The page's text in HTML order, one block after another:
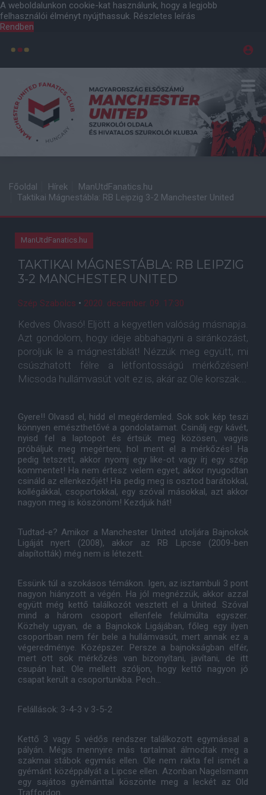
A weboldalunkon cookie-kat használunk, hogy a legjobb
felhasználói élményt nyújthassuk. Részletes leírás
Rendben
Főoldal Hírek
ManUtdFanatics.hu
Taktikai Mágnestábla: RB Leipzig 3-2 Manchester United
ManUtdFanatics.hu
TAKTIKAI MÁGNESTÁBLA: RB LEIPZIG
3-2 MANCHESTER UNITED
Szép Szabolcs • 2020. december. 09. 17:30
Kedves Olvasó! Eljött a kegyetlen valóság másnapja.
Azt gondolom, hogy ideje abbahagyni a siránkozást,
poroljuk le a mágnestáblát! Nézzük meg együtt, mi
csúszhatott félre a létfontosságú mérkőzésen!
Micsoda hullámvasút volt ez is, akár az Ole korszak...
Gyere!! Olvasd el, hidd el megérdemled. Sok sok kép teszi
könnyen emészthetővé a gondolataimat. Csinálj egy kávét,
nyisd fel a laptopot és értsük meg közösen, vagyis
próbáljuk meg megérteni, hol ment el a mérkőzés! Ha
pedig tetszett, akkor nyomj egy like-ot vagy írj egy szép
kommentet! Ha nem értesz velem egyet, akkor nyugodtan
csináld az ellenkezőjét! Ha pedig meg is osztod barátokkal,
kollégákkal, csoportokkal, egy szóval másokkal, azt akkor
nagyon meg is köszönöm! Kezdjük hát!
Tudtad-e? Amikor a Manchester United utoljára Bajnokok
Ligáját nyert (2008), akkor az RB Lipcse (2009-ben
alapították) még nem is létezett.
Essünk túl a szokásos témákon. Igen, az isztambuli 3 pont
nagyon hiányzott a végén. Ha jól megnézzük, akkor azzal
együtt még kettő találkozót vesztett el a United. Szóval
mind a három csoport ellenfele felülmúlta egyszer.
Közhely ugyan, de a Bajnokok Ligájában, főleg egy ilyen
csoportban nem fér bele a hullámvasút, mert annak ez a
végeredménye. Középszer. Persze a bajnokságban elfér,
mert ott sok mérkőzés van bizonyítani, javítani, de itt
csupán hat. Ole mellett szóljon, hogy kettő nagyon jó
csapat került a csoportunkba. Pech...
Felállások: 3-4-3 v 3-5-2
Kettő 3 vagy 5 védős rendszer találkozott egymással a
pályán. Mégis mennyire más tartalmat álmodtak meg a
szakmai stábok egymás ellen. Ole nem rakta fel ismét a
gyémánt középpályát a Lipcse ellen. Azonban Nagelsmann
egy sajátos gyémánttal köszönte meg a leckét az Old
Traffordon.